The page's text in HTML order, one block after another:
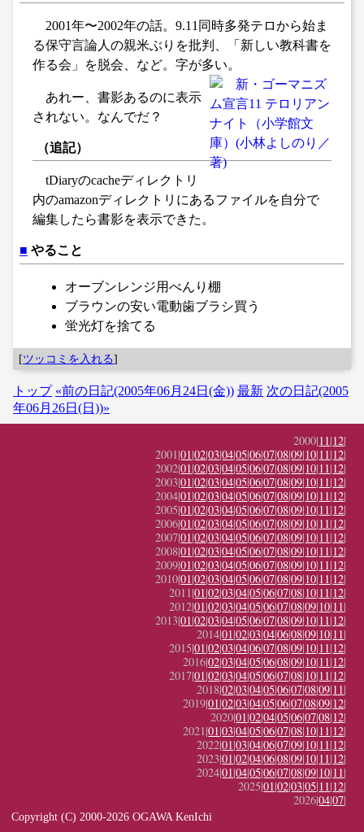
2001年〜2002年の話。9.11同時多発テロから始ま
る保守言論人の親米ぶりを批判、「新しい教科書を
作る会」を脱会、など。字が多い。
あれー、書影あるのに表示
されない。なんでだ？
（追記）
tDiaryのcacheディレクトリ
内のamazonディレクトリにあるファイルを自分で
編集したら書影を表示できた。
■ やること
オーブンレンジ用べんり棚
ブラウンの安い電動歯ブラシ買う
蛍光灯を捨てる
[ツッコミを入れる]
トップ «前の日記(2005年06月24日(金)) 最新 次の日記(2005
年06月26日(日))»
2000|11|12|
2001|01|02|03|04|05|06|07|08|09|10|11|12|
2002|01|02|03|04|05|06|07|08|09|10|11|12|
2003|01|02|03|04|05|06|07|08|09|10|11|12|
2004|01|02|03|04|05|06|07|08|09|10|11|12|
2005|01|02|03|04|05|06|07|08|09|10|11|12|
2006|01|02|03|04|05|06|07|08|09|10|11|12|
2007|01|02|03|04|05|06|07|08|09|10|11|12|
2008|01|02|03|04|05|06|07|08|09|10|11|12|
2009|01|02|03|04|05|06|07|08|09|10|11|12|
2010|01|02|03|04|05|06|07|08|09|10|11|12|
2011|01|02|03|04|05|06|07|08|10|11|12|
2012|01|02|03|04|05|06|07|08|09|10|11|
2013|01|02|03|04|05|06|07|08|09|10|11|12|
2014|01|02|03|04|06|08|09|10|11|
2015|01|02|03|04|06|07|08|09|10|11|12|
2016|02|03|04|05|06|08|09|10|11|12|
2017|01|02|03|04|05|06|07|08|10|11|12|
2018|02|03|04|05|06|07|08|09|11|
2019|01|02|03|04|05|06|07|08|09|12|
2020|01|02|04|05|06|07|08|12|
2021|01|03|04|05|06|07|08|10|11|12|
2022|01|03|04|06|07|09|10|11|12|
2023|01|02|04|06|08|09|10|11|12|
2024|01|04|05|06|07|08|09|10|11|
2025|01|02|03|05|11|12|
2026|04|07|
Copyright (C) 2000-2026 OGAWA KenIchi